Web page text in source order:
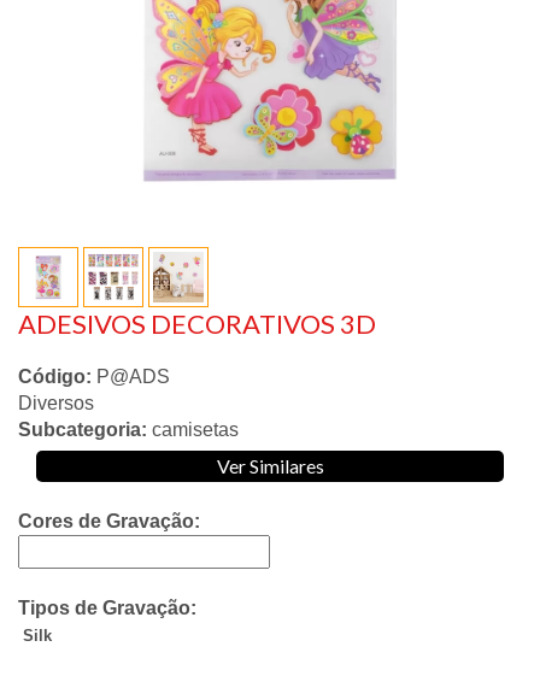
ADESIVOS DECORATIVOS 3D
Código: P@ADS
Diversos
Subcategoria: camisetas
Ver Similares
Cores de Gravação:
Tipos de Gravação:
Silk